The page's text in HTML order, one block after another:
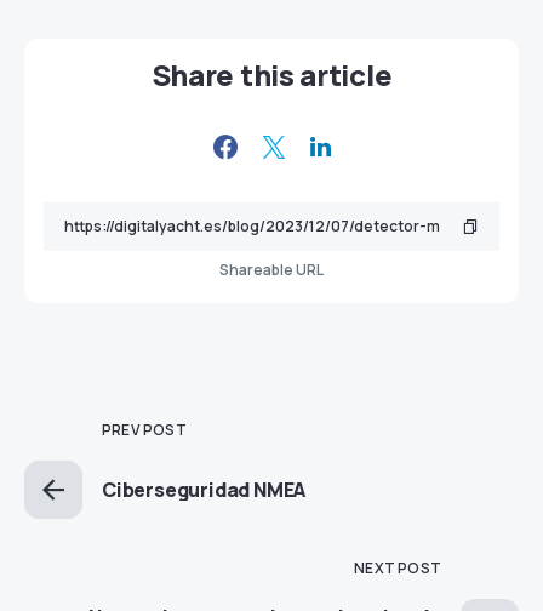
Share this article
Shareable URL
PREV POST
Ciberseguridad NMEA
NEXT POST